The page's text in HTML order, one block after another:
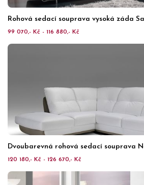
Rohová sedací souprava vysoká záda
99 070,- Kč - 116 880,- Kč
120 180,- Kč - 126 670,- Kč